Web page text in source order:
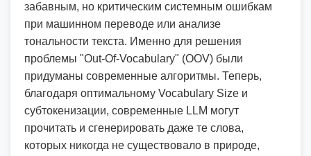
забавным, но критическим системным ошибкам
при машинном переводе или анализе
тональности текста. Именно для решения
проблемы "Out-Of-Vocabulary" (OOV) были
придуманы современные алгоритмы. Теперь,
благодаря оптимальному Vocabulary Size и
субтокенизации, современные LLM могут
прочитать и сгенерировать даже те слова,
которых никогда не существовало в природе,